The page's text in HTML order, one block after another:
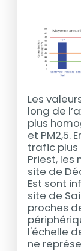
Les
long de
plus
et PM2,5.
trafic plus
Priest, les
site de
Est sont
site de
proches
l'échelle
ne